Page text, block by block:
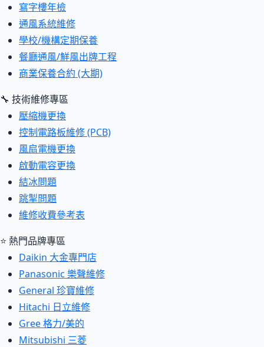
寫字樓年檢
通風系統維修
學校/機構定期保養
餐廳通風/鮮風出牌工程
商業保養合約 (大期)
🔧 技術維修專區
壓縮機更換
控制電路板維修 (PCB)
風扇電機更換
啟動電容更換
結冰問題
跳掣問題
維修收費參考表
⭐ 熱門品牌專區
Daikin 大金專門店
Panasonic 樂聲維修
General 珍寶維修
Hitachi 日立維修
Gree 格力/美的
Mitsubishi 三菱